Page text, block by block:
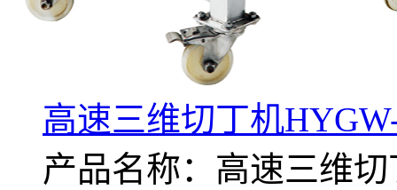
高速三维切丁机
产品名称：高速三维